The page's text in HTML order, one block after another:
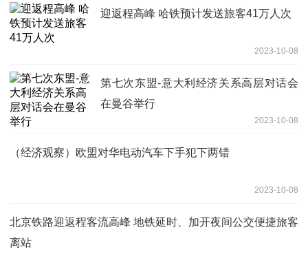
迎返程高峰 哈铁预计发送旅客41万人次
2023-10-08
第七次东盟-意大利经济关系高层对话会
在曼谷举行
2023-10-08
（经济观察）欧盟对华电动汽车下手犯下两错
2023-10-08
北京铁路迎返程客流高峰 地铁延时、加开夜间公交便捷旅客
离站